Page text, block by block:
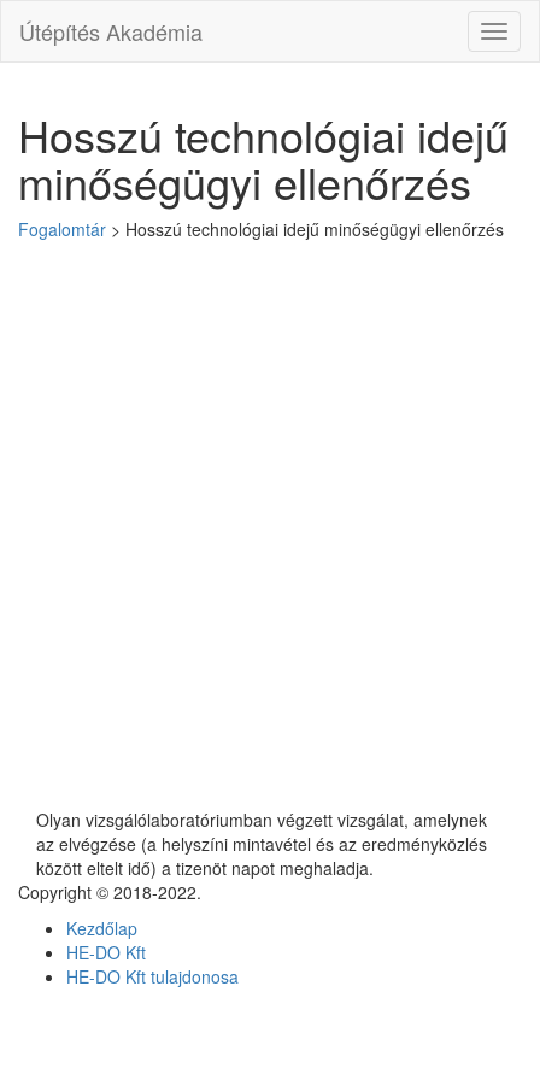
Útépítés Akadémia
Hosszú technológiai idejű
minőségügyi ellenőrzés
Fogalomtár > Hosszú technológiai idejű minőségügyi ellenőrzés
Olyan vizsgálólaboratóriumban végzett vizsgálat, amelynek
az elvégzése (a helyszíni mintavétel és az eredményközlés
között eltelt idő) a tizenöt napot meghaladja.
Copyright © 2018-2022.
Kezdőlap
HE-DO Kft
HE-DO Kft tulajdonosa